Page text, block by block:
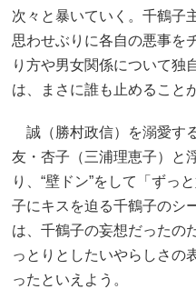
次々と暴いていく。千鶴子
思わせぶりに各自の悪事を
り方や男女関係について独
は、まさに誰も止めること
誠（勝村政信）を溺愛す
友・杏子（三浦理恵子）と
り、“壁ドン”をして「ずっ
子にキスを迫る千鶴子のシ
は、千鶴子の妄想だったの
っとりとしたいやらしさの
ったといえよう。